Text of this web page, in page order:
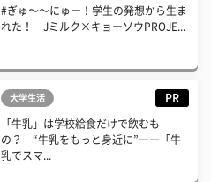
#ぎゅ〜〜にゅー！学生の発想から生ま
れた！ Jミルク×キョーソウPROJE...
大学生活 PR
「牛乳」は学校給食だけで飲むも
の？ “牛乳をもっと身近に”――「牛
乳でスマ...